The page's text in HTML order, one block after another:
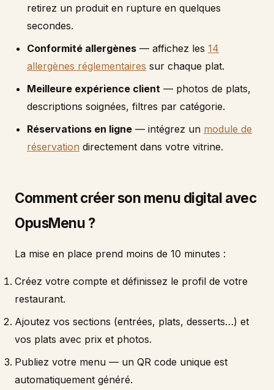
retirez un produit en rupture en quelques
secondes.
Conformité allergènes — affichez les 14
allergènes réglementaires sur chaque plat.
Meilleure expérience client — photos de plats,
descriptions soignées, filtres par catégorie.
Réservations en ligne — intégrez un module de
réservation directement dans votre vitrine.
Comment créer son menu digital avec
OpusMenu ?
La mise en place prend moins de 10 minutes :
Créez votre compte et définissez le profil de votre
restaurant.
Ajoutez vos sections (entrées, plats, desserts…) et
vos plats avec prix et photos.
Publiez votre menu — un QR code unique est
automatiquement généré.